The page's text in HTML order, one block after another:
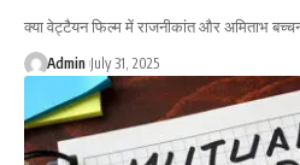
क्या वेट्टैयन फिल्म में राजनीकांत और अमिताभ
Admin July 31, 2025